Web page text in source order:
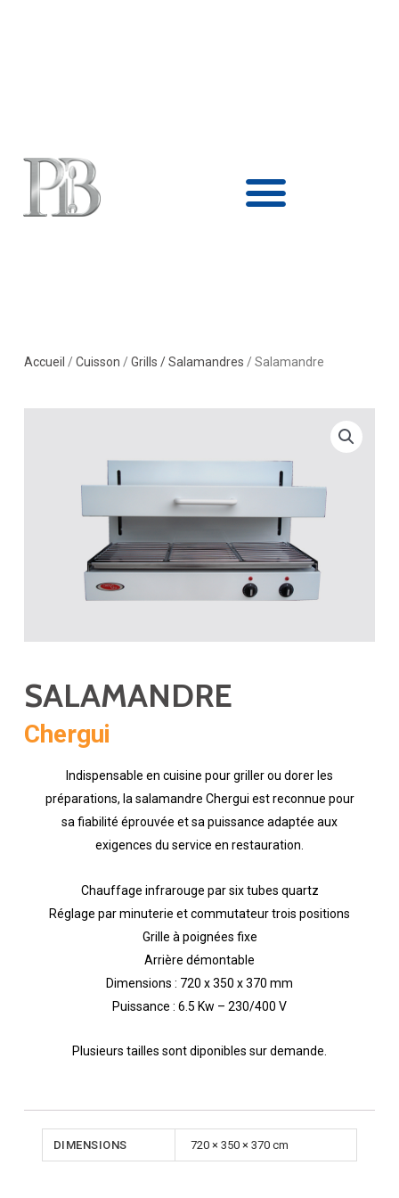
Accueil /Cuisson /Grills / Salamandres / Salamandre
SALAMANDRE
Chergui
Indispensable en cuisine pour griller ou dorer les
préparations, la salamandre Chergui est reconnue pour
sa fiabilité éprouvée et sa puissance adaptée aux
exigences du service en restauration.
Chauffage infrarouge par six tubes quartz
Réglage par minuterie et commutateur trois positions
Grille à poignées fixe
Arrière démontable
Dimensions : 720 x 350 x 370 mm
Puissance : 6.5 Kw – 230/400 V
Plusieurs tailles sont diponibles sur demande.
DIMENSIONS 720 × 350 × 370 cm